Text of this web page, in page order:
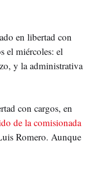
en libertad con
el miércoles: el
y la administrativa
con cargos, en
de la comisionada
Romero. Aunque